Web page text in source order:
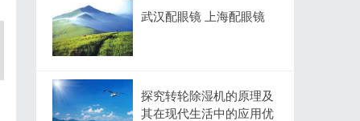
武汉配眼镜 上海配眼镜
探究转轮除湿机的原理及
其在现代生活中的应用优